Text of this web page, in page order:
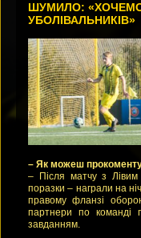
ШУМИЛО:
УБОЛІВАЛЬНИКІВ»
– Як можеш
– Після матчу з
поразки – награли на
правому фланзі
партнери по команді
завданням.